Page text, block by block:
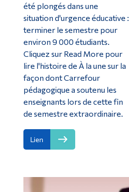
été plongés dans une
situation d'urgence éducative :
terminer le semestre pour
environ 9 000 étudiants.
Cliquez sur Read More pour
lire l'histoire de À la une sur la
façon dont Carrefour
pédagogique a soutenu les
enseignants lors de cette fin
de semestre extraordinaire.
Lien